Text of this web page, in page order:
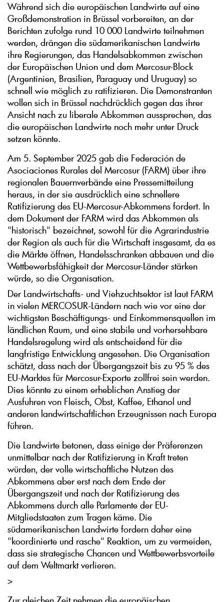
Während sich die europäischen Landwirte auf eine
Großdemonstration in Brüssel vorbereiten, an der
Berichten zufolge rund 10 000 Landwirte teilnehmen
werden, drängen die südamerikanischen Landwirte
ihre Regierungen, das Handelsabkommen zwischen
der Europäischen Union und dem Mercosur-Block
(Argentinien, Brasilien, Paraguay und Uruguay) so
schnell wie möglich zu ratifizieren. Die Demonstranten
wollen sich in Brüssel nachdrücklich gegen das ihrer
Ansicht nach zu liberale Abkommen aussprechen, das
die europäischen Landwirte noch mehr unter Druck
setzen könnte.
Am 5. September 2025 gab die Federación de
Asociaciones Rurales del Mercosur (FARM) über ihre
regionalen Bauernverbände eine Pressemitteilung
heraus, in der sie ausdrücklich eine schnellere
Ratifizierung des EU-Mercosur-Abkommens fordert. In
dem Dokument der FARM wird das Abkommen als
"historisch" bezeichnet, sowohl für die Agrarindustrie
der Region als auch für die Wirtschaft insgesamt, da es
die Märkte öffnen, Handelsschranken abbauen und die
Wettbewerbsfähigkeit der Mercosur-Länder stärken
würde, so die Organisation.
Der Landwirtschafts- und Viehzuchtsektor ist laut FARM
in vielen MERCOSUR-Ländern nach wie vor eine der
wichtigsten Beschäftigungs- und Einkommensquellen im
ländlichen Raum, und eine stabile und vorhersehbare
Handelsregelung wird als entscheidend für die
langfristige Entwicklung angesehen. Die Organisation
schätzt, dass nach der Übergangszeit bis zu 95 % des
EU-Marktes für Mercosur-Exporte zollfrei sein werden.
Dies könnte zu einem erheblichen Anstieg der
Ausfuhren von Fleisch, Obst, Kaffee, Ethanol und
anderen landwirtschaftlichen Erzeugnissen nach Europa
führen.
Die Landwirte betonen, dass einige der Präferenzen
unmittelbar nach der Ratifizierung in Kraft treten
würden, der volle wirtschaftliche Nutzen des
Abkommens aber erst nach dem Ende der
Übergangszeit und nach der Ratifizierung des
Abkommens durch alle Parlamente der EU-
Mitgliedstaaten zum Tragen käme. Die
südamerikanischen Landwirte fordern daher eine
"koordinierte und rasche" Reaktion, um zu vermeiden,
dass sie strategische Chancen und Wettbewerbsvorteile
auf dem Weltmarkt verlieren.
>